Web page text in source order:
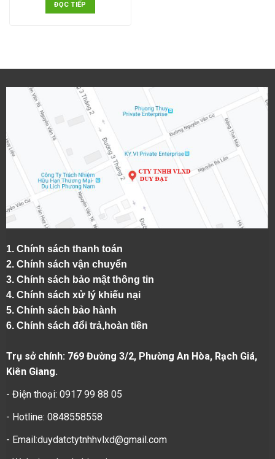
ĐỌC TIẾP
1. Chính sách thanh toán
2. Chính sách vận chuyển
3. Chính sách bảo mật thông tin
4. Chính sách xử lý khiếu nại
5. Chính sách bảo hành
6. Chính sách đổi trả,hoàn tiền
Trụ sở chính: 769 Đường 3/2, Phường An Hòa, Rạch Giá,
Kiên Giang.
- Điện thoại: 0917 99 88 05
- Hotline: 0848558558
- Email:duydatctytnhhvlxd@gmail.com